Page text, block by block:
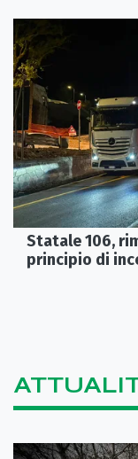
Statale 106,
principio di